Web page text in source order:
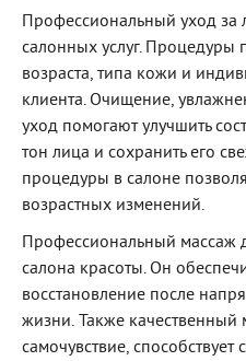
Профессиональный уход за
салонных услуг. Процедуры
возраста, типа кожи и
клиента. Очищение,
уход помогают улучшить
тон лица и сохранить его
процедуры в салоне
возрастных изменений.
Профессиональный массаж
салона красоты. Он
восстановление после
жизни. Также качественный
самочувствие, способствует